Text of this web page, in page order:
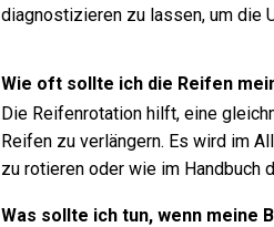
diagnostizieren zu lassen, um die
Wie oft sollte ich die Reifen
Die Reifenrotation hilft, eine
Reifen zu verlängern. Es wird im
zu rotieren oder wie im Handbuch
Was sollte ich tun, wenn meine